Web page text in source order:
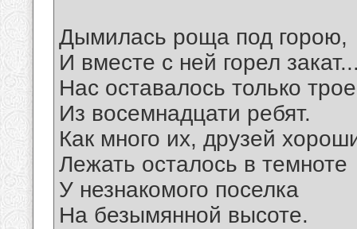
Дымилась роща под горою,
И вместе с ней горел
Нас оставалось только трое
Из восемнадцати ребят.
Как много их, друзей
Лежать осталось в темноте
У незнакомого поселка
На безымянной высоте.